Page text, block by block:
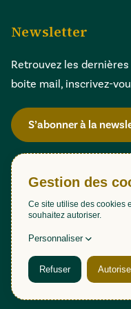
Newsletter
Retrouvez les
boite mail, inscrivez-
S’abonner à la
Gestion des cookies
Accessibilité :
Mentions légales
Politique de
Plan du site
Une création